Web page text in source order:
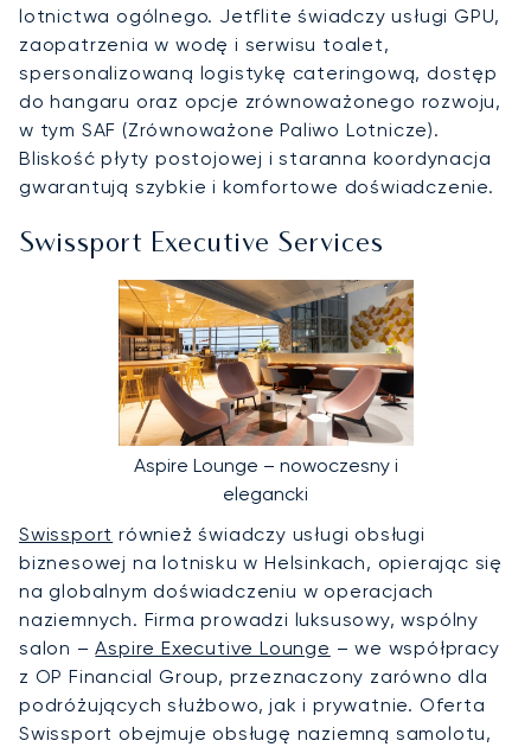
lotnictwa ogólnego. Jetflite świadczy usługi GPU,
zaopatrzenia w wodę i serwisu toalet,
spersonalizowaną logistykę cateringową, dostęp
do hangaru oraz opcje zrównoważonego rozwoju,
w tym SAF (Zrównoważone Paliwo Lotnicze).
Bliskość płyty postojowej i staranna koordynacja
gwarantują szybkie i komfortowe doświadczenie.
Swissport Executive Services
Aspire Lounge – nowoczesny i
elegancki
Swissport również świadczy usługi obsługi
biznesowej na lotnisku w Helsinkach, opierając się
na globalnym doświadczeniu w operacjach
naziemnych. Firma prowadzi luksusowy, wspólny
salon –Aspire Executive Lounge – we współpracy
z OP Financial Group, przeznaczony zarówno dla
podróżujących służbowo, jak i prywatnie. Oferta
Swissport obejmuje obsługę naziemną samolotu,